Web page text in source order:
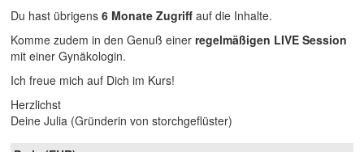
Du hast übrigens 6 Monate Zugriff auf die Inhalte.
Komme zudem in den Genuß einer regelmäßigen LIVE Session
mit einer Gynäkologin.
Ich freue mich auf Dich im Kurs!
Herzlichst
Deine Julia (Gründerin von storchgeflüster)